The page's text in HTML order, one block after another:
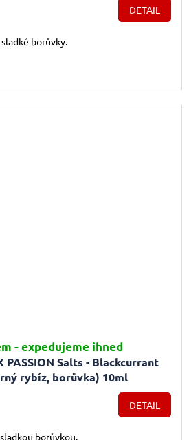
DETAIL
borůvky.
PASSION Salts - Blackcurrant
rybíz, borůvka) 10ml
- expedujeme ihned
DETAIL
borůvkou.